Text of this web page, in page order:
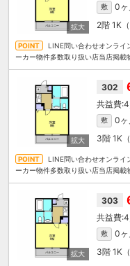
敷 0ヶ
2階 1K
LINE問い合わせオンライ
ーカー物件多数取り扱い店当店掲載
302
敷 0ヶ
3階 1K
LINE問い合わせオンライ
ーカー物件多数取り扱い店当店掲載
303
敷 0ヶ
3階 1K